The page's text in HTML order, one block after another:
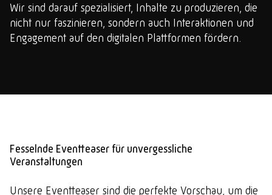
Wir sind darauf spezialisiert, Inhalte zu produzieren, die
nicht nur faszinieren, sondern auch Interaktionen und
Engagement auf den digitalen Plattformen fördern.
Fesselnde Eventteaser für unvergessliche
Veranstaltungen
Unsere Eventteaser sind die perfekte Vorschau, um die